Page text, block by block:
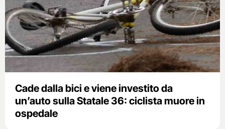
Cade dalla bici e viene investito da
un’auto sulla Statale 36: ciclista muore in
ospedale